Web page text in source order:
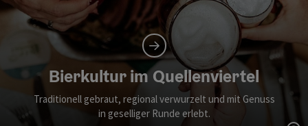
Bierkultur im Quellenviertel
Traditionell gebraut, regional verwurzelt und mit Genuss
in geselliger Runde erlebt.